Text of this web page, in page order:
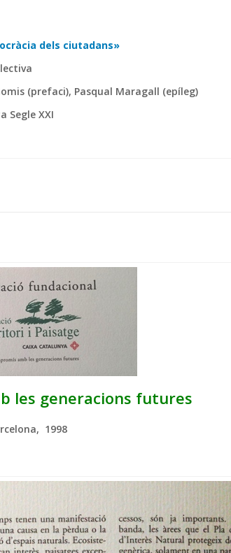
dels ciutadans»
(prefaci), Pasqual Maragall (epíleg)
Segle XXI
les generacions futures
1998